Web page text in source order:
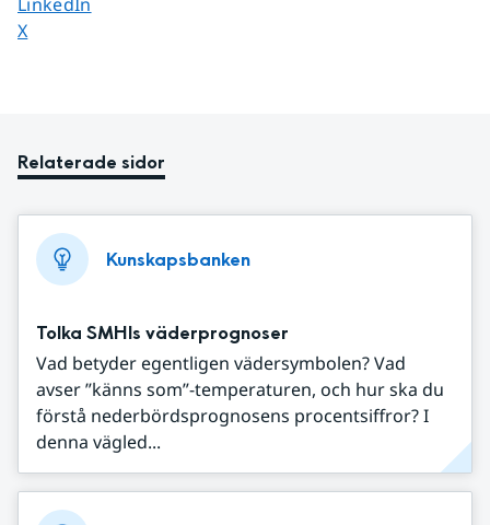
Dela sidan på
X
Relaterade sidor
Kunskapsbanken
Tolka SMHIs väderprognoser
Vad betyder egentligen vädersymbolen? Vad
avser ”känns som”-temperaturen, och hur ska du
förstå nederbördsprognosens procentsiffror? I
denna vägled...